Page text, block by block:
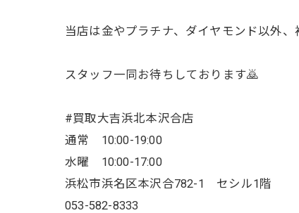
当店は金やプラチナ、ダイヤモンド以外
スタッフ一同お待ちしております🙇
#買取大吉浜北本沢合店
通常 10:00-19:00
水曜 10:00-17:00
浜松市浜名区本沢合782-1 セシル1階
053-582-8333